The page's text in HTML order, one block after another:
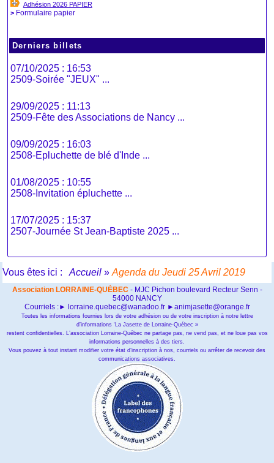
Adhésion 2026 PAPIER
> Formulaire papier
Derniers billets
07/10/2025 : 16:53
2509-Soirée "JEUX" ...
29/09/2025 : 11:13
2509-Fête des Associations de Nancy ...
09/09/2025 : 16:03
2508-Epluchette de blé d'Inde ...
01/08/2025 : 10:55
2508-Invitation épluchette ...
17/07/2025 : 15:37
2507-Journée St Jean-Baptiste 2025 ...
Vous êtes ici : Accueil » Agenda du Jeudi 25 Avril 2019
Association LORRAINE-QUÉBEC- MJC Pichon boulevard Recteur Senn -
54000 NANCY
Courriels :► lorraine.quebec@wanadoo.fr ►animjasette@orange.fr
Toutes les informations fournies lors de votre adhésion ou de votre inscription à notre lettre
d’informations ‘La Jasette de Lorraine-Québec »
restent confidentielles. L’association Lorraine-Québec ne partage pas, ne vend pas, et ne loue pas vos
informations personnelles à des tiers.
Vous pouvez à tout instant modifier votre état d’inscription à nos, courriels ou arrêter de recevoir des
communications associatives.